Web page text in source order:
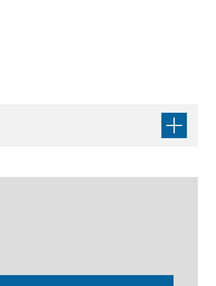
Obtenir l'article